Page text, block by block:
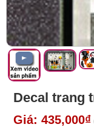
Decal trang
Giá: 435,000₫